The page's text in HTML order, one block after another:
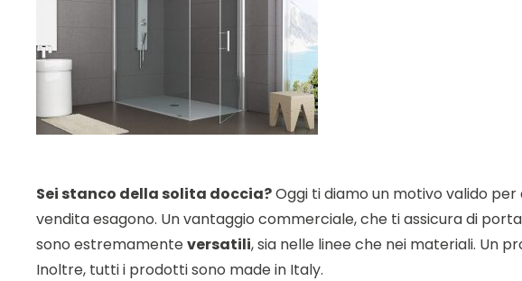
Sei stanco della solita doccia?Oggi ti diamo un motivo valido
vendita esagono. Un vantaggio commerciale, che ti assicura di
sono estremamenteversatili, sia nelle linee che nei materiali. Un
Inoltre, tutti i prodotti sono made in Italy.